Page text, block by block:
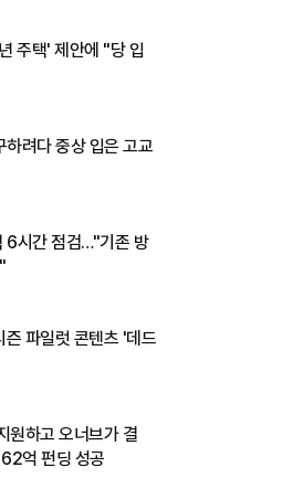
주택' 제안에 "당 입
려다 중상 입은 고교
6시간 점검…"기존 방
파일럿 콘텐츠 '데드
원하고 오너브가 결
억 펀딩 성공